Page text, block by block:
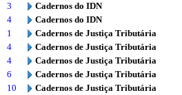
3
Cadernos do IDN
4
Cadernos do IDN
1
Cadernos de Justiça Tributária
4
Cadernos de Justiça Tributária
4
Cadernos de Justiça Tributária
6
Cadernos de Justiça Tributária
10
Cadernos de Justiça Tributária